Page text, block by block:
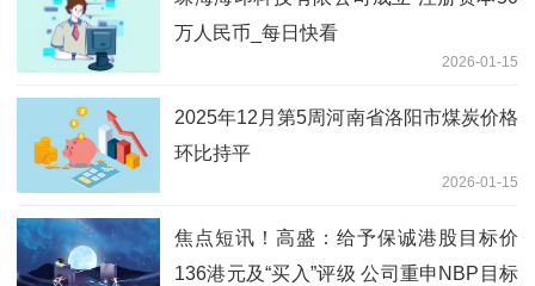
万人民币_每日快看
2026-01-15
2025年12月第5周河南省洛阳市煤炭价格
环比持平
2026-01-15
焦点短讯！高盛：给予保诚港股目标价
136港元及“买入”评级 公司重申NBP目标